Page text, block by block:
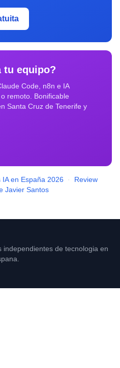
tu equipo?
Code, n8n e IA
remoto. Bonificable
Santa Cruz de Tenerife y
en España 2026 ·
Review
Javier Santos
de tecnologia en